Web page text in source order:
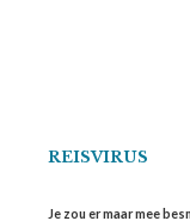
REISVIRUS
Je zou er maar mee